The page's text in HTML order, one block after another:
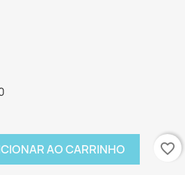
AO CARRINHO favorite_border